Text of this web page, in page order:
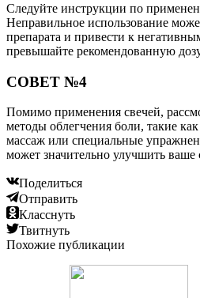
Следуйте инструкции по
Неправильное использование
препарата и привести к
превышайте рекомендованную дозу
СОВЕТ №4
Помимо применения свечей,
методы облегчения боли, такие
массаж или специальные
может значительно улучшить ваше
Поделиться
Отправить
Класснуть
Твитнуть
Похожие публикации